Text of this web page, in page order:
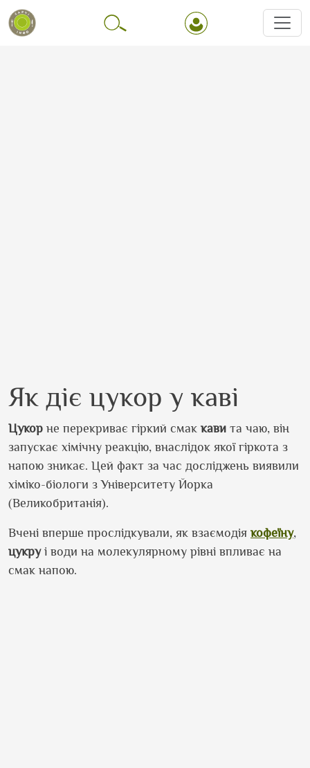
Як діє цукор у каві
Цукор не перекриває гіркий смак кави та чаю, він
запускає хімічну реакцію, внаслідок якої гіркота з
напою зникає. Цей факт за час досліджень виявили
хіміко-біологи з Університету Йорка
(Великобританія).
Вчені вперше прослідкували, як взаємодія кофеїну,
цукруі води на молекулярному рівні впливає на
смак напою.